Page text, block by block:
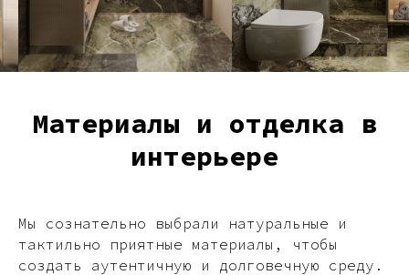
Материалы и отделка в
интерьере
Мы сознательно выбрали натуральные и
тактильно приятные материалы, чтобы
создать аутентичную и долговечную среду.